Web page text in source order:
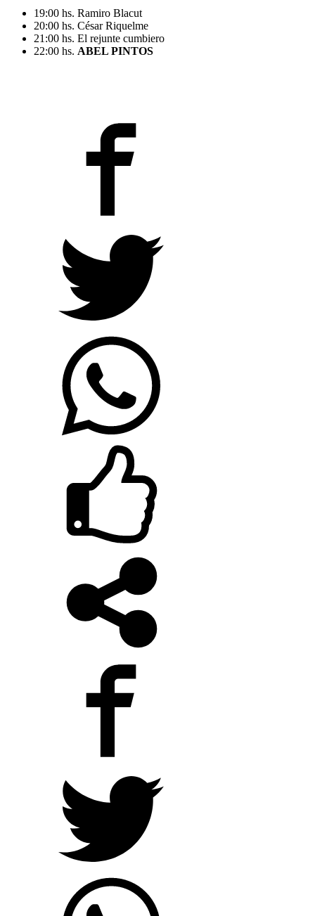
19:00 hs. Ramiro Blacut
20:00 hs. César Riquelme
21:00 hs. El rejunte cumbiero
22:00 hs. ABEL PINTOS